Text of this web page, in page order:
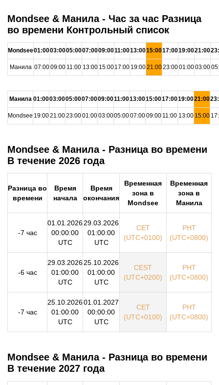
Mondsee & Манила - Час за час Разница
во времени Контрольный список
Mondsee01:0003:0005:0007:0009:0011:0013:0015:0017:0019:0021:00
Манила 07:0009:00 11:00 13:00 15:0017:00 19:0021:0023:0001:0003:00
Манила 01:0003:0005:0007:0009:0011:0013:0015:0017:0019:0021:00
Mondsee 19:0021:0023:0001:0003:0005:0007:0009:00 11:00 13:00 15:00
Mondsee & Манила - Разница во времени
В течение 2026 года
Разница во
времени
Время
начала
Время
окончания
Временная
зона в
Mondsee
Временная
зона в
Манила
-7 час
01.01.2026
00:00:00
UTC
29.03.2026
01:00:00
UTC
CET
(UTC+0100)
PHT
(UTC+0800)
-6 час
29.03.2026
01:00:00
UTC
25.10.2026
01:00:00
UTC
CEST
(UTC+0200)
PHT
(UTC+0800)
-7 час
25.10.2026
01:00:00
UTC
01.01.2027
00:00:00
UTC
CET
(UTC+0100)
PHT
(UTC+0800)
Mondsee & Манила - Разница во времени
В течение 2027 года